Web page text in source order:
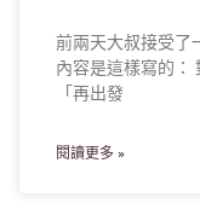
前兩天大叔接受了
內容是這樣寫的：
「再出發
閱讀更多 »